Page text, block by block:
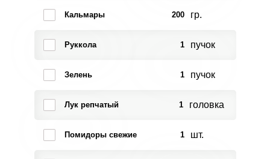
Кальмары 200 гр.
Руккола 1 пучок
Зелень 1 пучок
Лук репчатый 1 головка
Помидоры свежие 1 шт.